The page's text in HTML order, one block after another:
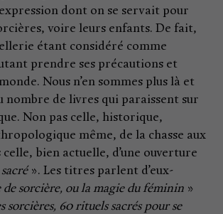
dont on se servait pour
voire leurs enfants. De fait,
étant considéré comme
prendre ses précautions et
Nous n’en sommes plus là et
nombre de livres qui paraissent sur
Non pas celle, historique,
même, de la chasse aux
bien actuelle, d’une ouverture
». Les titres parlent d’eux-
de sorcière, ou la magie du féminin »
sorcières, 60 rituels sacrés pour se